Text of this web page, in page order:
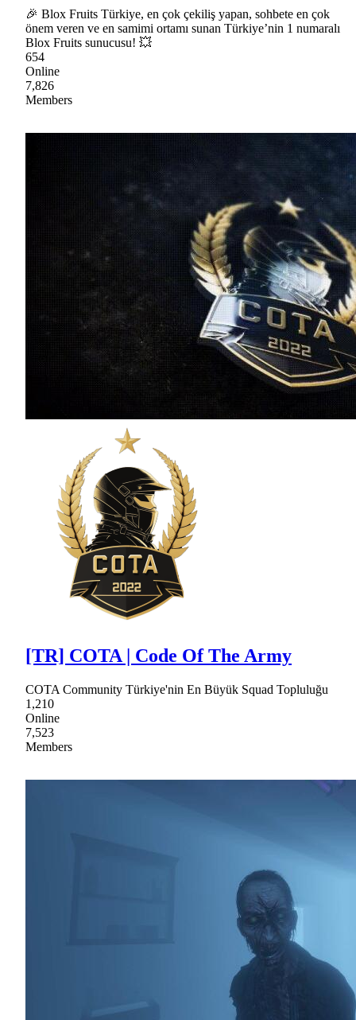
🎉 Blox Fruits Türkiye, en çok çekiliş yapan, sohbete en çok
önem veren ve en samimi ortamı sunan Türkiye’nin 1 numaralı
Blox Fruits sunucusu! 💥
654
Online
7,826
Members
[TR] COTA | Code Of The Army
COTA Community Türkiye'nin En Büyük Squad Topluluğu
1,210
Online
7,523
Members